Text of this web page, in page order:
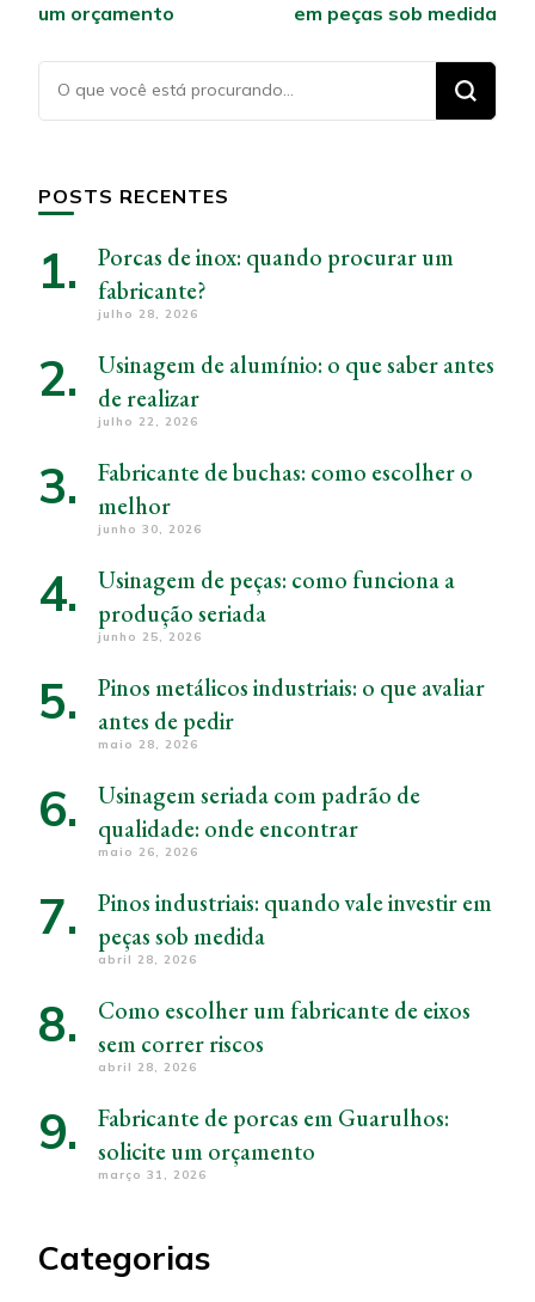
post
um orçamento
em peças sob medida
Procurando
algo?
POSTS RECENTES
Porcas de inox: quando procurar um
fabricante?
julho 28, 2026
Usinagem de alumínio: o que saber antes
de realizar
julho 22, 2026
Fabricante de buchas: como escolher o
melhor
junho 30, 2026
Usinagem de peças: como funciona a
produção seriada
junho 25, 2026
Pinos metálicos industriais: o que avaliar
antes de pedir
maio 28, 2026
Usinagem seriada com padrão de
qualidade: onde encontrar
maio 26, 2026
Pinos industriais: quando vale investir em
peças sob medida
abril 28, 2026
Como escolher um fabricante de eixos
sem correr riscos
abril 28, 2026
Fabricante de porcas em Guarulhos:
solicite um orçamento
março 31, 2026
Categorias